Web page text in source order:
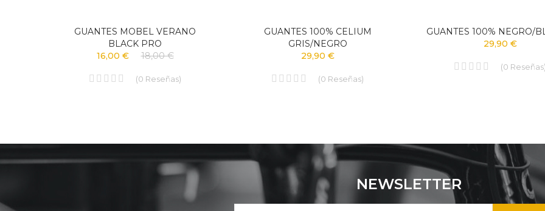
GUANTES MOBEL VERANO
BLACK PRO
16,00 €
18,00 €
(0 Reseñas)
GUANTES 100% CELIUM
GRIS/NEGRO
29,90 €
(0 Reseñas)
GUANTES 100% NEGRO/
29,90 €
(0 Reseñas
NEWSLETTER